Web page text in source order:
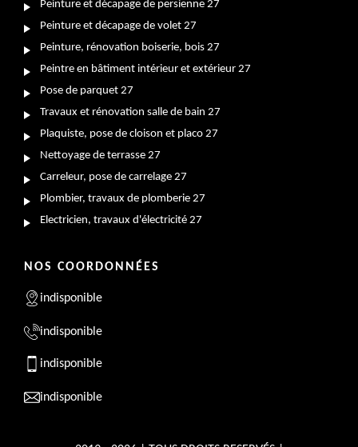
Peinture et décapage de persienne 27
Peinture et décapage de volet 27
Peinture, rénovation boiserie, bois 27
Peintre en bâtiment intérieur et extérieur 27
Pose de parquet 27
Travaux et rénovation salle de bain 27
Plaquiste, pose de cloison et placo 27
Nettoyage de terrasse 27
Carreleur, pose de carrelage 27
Plombier, travaux de plomberie 27
Electricien, travaux d'électricité 27
NOS COORDONNÉES
indisponible
indisponible
indisponible
indisponible